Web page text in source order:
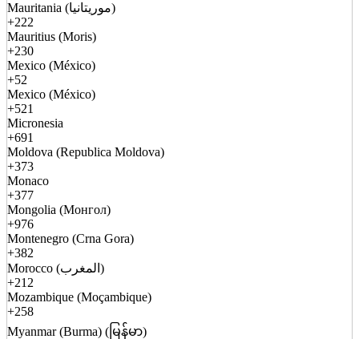
Mauritania (موريتانيا)
+222
Mauritius (Moris)
+230
Mexico (México)
+52
Mexico (México)
+521
Micronesia
+691
Moldova (Republica Moldova)
+373
Monaco
+377
Mongolia (Монгол)
+976
Montenegro (Crna Gora)
+382
Morocco (المغرب)
+212
Mozambique (Moçambique)
+258
Myanmar (Burma) (မြန်မာ)